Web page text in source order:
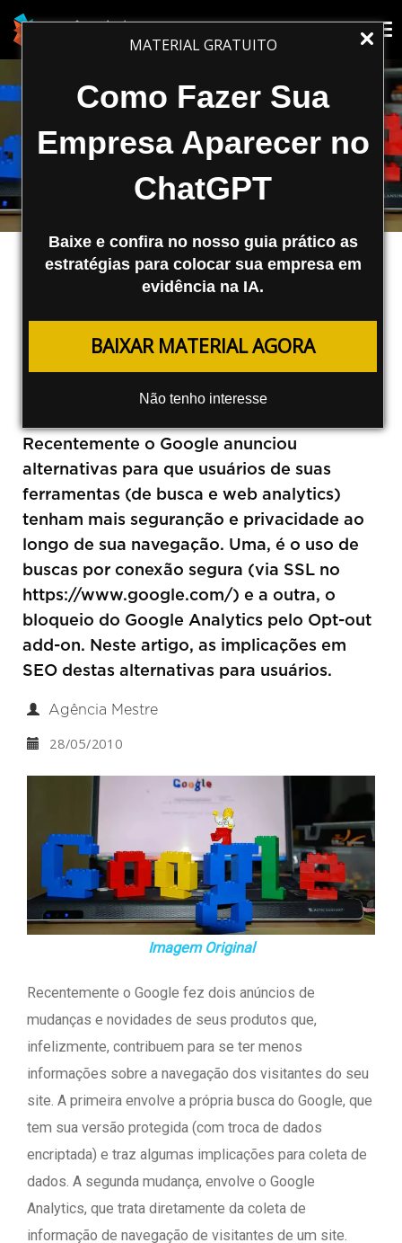
MATERIAL GRATUITO
Como Fazer Sua
Empresa Aparecer no
ChatGPT
Baixe e confira no nosso guia prático as
estratégias para colocar sua empresa em
evidência na IA.
BAIXAR MATERIAL AGORA
Não tenho interesse
Privacidade no Google – Menos
Informação para SEO
Recentemente o Google anunciou
alternativas para que usuários de suas
ferramentas (de busca e web analytics)
tenham mais seguranção e privacidade ao
longo de sua navegação. Uma, é o uso de
buscas por conexão segura (via SSL no
https://www.google.com/) e a outra, o
bloqueio do Google Analytics pelo Opt-out
add-on. Neste artigo, as implicações em
SEO destas alternativas para usuários.
Agência Mestre
28/05/2010
Imagem Original
Recentemente o Google fez dois anúncios de
mudanças e novidades de seus produtos que,
infelizmente, contribuem para se ter menos
informações sobre a navegação dos visitantes do seu
site. A primeira envolve a própria busca do Google, que
tem sua versão protegida (com troca de dados
encriptada) e traz algumas implicações para coleta de
dados. A segunda mudança, envolve o Google
Analytics, que trata diretamente da coleta de
informação de navegação de visitantes de um site.